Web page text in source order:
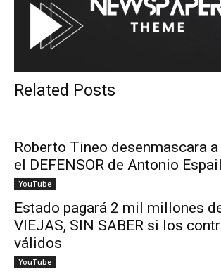
Related Posts
Roberto Tineo desenmascara
el DEFENSOR de Antonio
YouTube
Estado pagará 2 mil millones
VIEJAS, SIN SABER si los
válidos
YouTube